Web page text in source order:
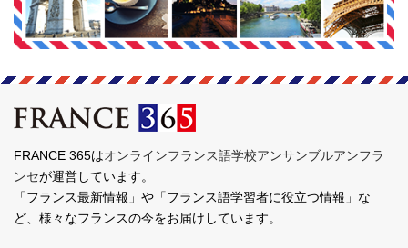
FRANCE 365はオンラインフランス語学校アンサンブルアンフラ
ンセが運営しています。
「フランス最新情報」や「フランス語学習者に役立つ情報」な
ど、様々なフランスの今をお届けしています。